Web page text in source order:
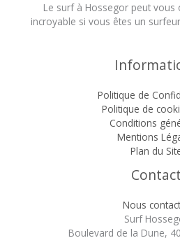
Le surf à Hossegor peut vous
incroyable si vous êtes un
Politique de
Politique de
Conditions
Mentions
Plan du
Contact
Nous
Surf
Boulevard de la Dune,